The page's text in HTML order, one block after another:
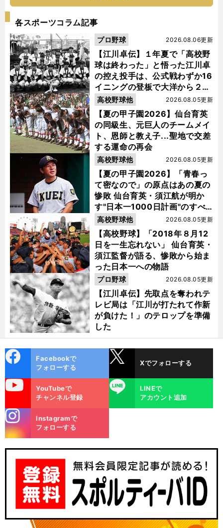
各スポーツコラム記事
【江川卓伝】１年夏で「高校野
球は終わった」と悟った江川卓
の控え投手は、公式戦わずか16
イニングの登板で大洋から２位
指名を受けた
2026.08.06更新
プロ野球
【夏の甲子園2026】仙台育英
の同級生、元巨人のチームメイ
ト、恩師と教え子...聖地で交差
する運命の再会
2026.08.05更新
高校野球他
【夏の甲子園2026】「青春っ
て密なので」の原点はあの夏の
惨敗 仙台育英・須江航が明か
す"日本一1000日計画"のすべ
て
2026.08.05更新
高校野球他
【高校野球】「2018年８月12
日を一生忘れない」 仙台育英・
須江監督が語る、惨敗から始ま
った日本一への物語
2026.08.05更新
高校野球他
【江川卓伝】先取点を奪われテ
レビ局は「江川が打たれて作新
が負けた！」のテロップを準備
した
2026.08.05更新
プロ野球
ok
Facebookで
フォローする
Xでフォローする
YouTubeで
チャンネル登録
LINE
LINEで
アカウント追加
m
Instagramで
フォローする